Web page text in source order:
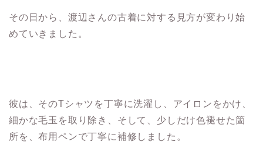
その日から、渡辺さんの古着に対する見方が変わり始
めていきました。
彼は、そのTシャツを丁寧に洗濯し、アイロンをかけ、
細かな毛玉を取り除き、そして、少しだけ色褪せた箇
所を、布用ペンで丁寧に補修しました。